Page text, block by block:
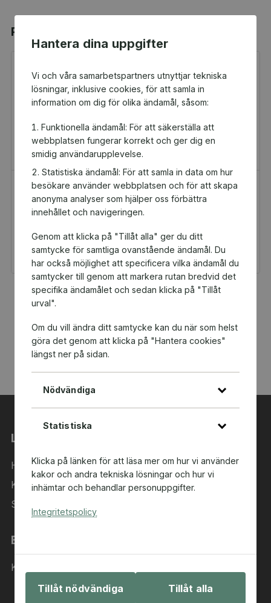
Hantera dina uppgifter
Vi och våra samarbetspartners utnyttjar tekniska
lösningar, inklusive cookies, för att samla in
information om dig för olika ändamål, såsom:
Funktionella ändamål: För att säkerställa att
webbplatsen fungerar korrekt och ger dig en
smidig användarupplevelse.
Statistiska ändamål: För att samla in data om hur
besökare använder webbplatsen och för att skapa
anonyma analyser som hjälper oss förbättra
innehållet och navigeringen.
Genom att klicka på "Tillåt alla" ger du ditt
samtycke för samtliga ovanstående ändamål. Du
har också möjlighet att specificera vilka ändamål du
samtycker till genom att markera rutan bredvid det
specifika ändamålet och sedan klicka på "Tillåt
urval".
Om du vill ändra ditt samtycke kan du när som helst
göra det genom att klicka på "Hantera cookies"
längst ner på sidan.
Nödvändiga
Statistiska
Klicka på länken för att läsa mer om hur vi använder
kakor och andra tekniska lösningar och hur vi
inhämtar och behandlar personuppgifter.
Integritetspolicy
Tillåt nödvändiga Tillåt alla
Populära produkter
H&M Presentkort
Presentkort
Du och Black Army
Stockholm får 5 kr
tillbaka
Golfamore
Presentkort
Du och Black Army
Stockholm får 29,75 kr
tillbaka
Länkar
Hem
Kategorier
Sök i sortimentet
Behöver du hjälp?
Kontakta oss